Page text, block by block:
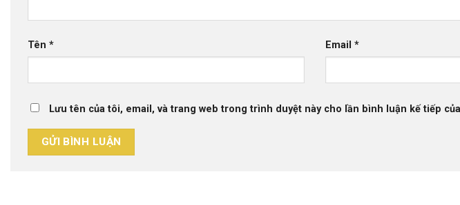
Tên * Email*
Lưu tên của tôi, email, và trang web trong trình duyệt này cho lần bình luận kế tiếp